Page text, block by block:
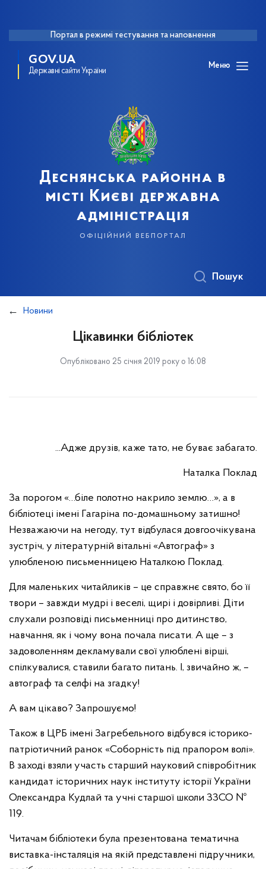
Портал в режимі тестування та наповнення
GOV.UA
Державні сайти України
Меню
Деснянська районна в
місті Києві державна
адміністрація
офіційний вебпортал
Пошук
Новини
Цікавинки бібліотек
Опубліковано 25 січня 2019 року о 16:08
...Адже друзів, каже тато, не буває забагато.
Наталка Поклад
За порогом «…біле полотно накрило землю…», а в
бібліотеці імені Гагаріна по-домашньому затишно!
Незважаючи на негоду, тут відбулася довгоочікувана
зустріч, у літературній вітальні «Автограф» з
улюбленою письменницею Наталкою Поклад.
Для маленьких читайликів – це справжнє свято, бо її
твори – завжди мудрі і веселі, щирі і довірливі. Діти
слухали розповіді письменниці про дитинство,
навчання, як і чому вона почала писати. А ще – з
задоволенням декламували свої улюблені вірші,
спілкувалися, ставили багато питань. І, звичайно ж, –
автограф та селфі на згадку!
А вам цікаво? Запрошуємо!
Також в ЦРБ імені Загребельного відбувся історико-
патріотичний ранок «Соборність під прапором волі».
В заході взяли участь старший науковий співробітник
кандидат історичних наук інституту історії України
Олександра Кудлай та учні старшої школи ЗЗСО №
119.
Читачам бібліотеки була презентована тематична
виставка-інсталяція на якій представлені підручники,